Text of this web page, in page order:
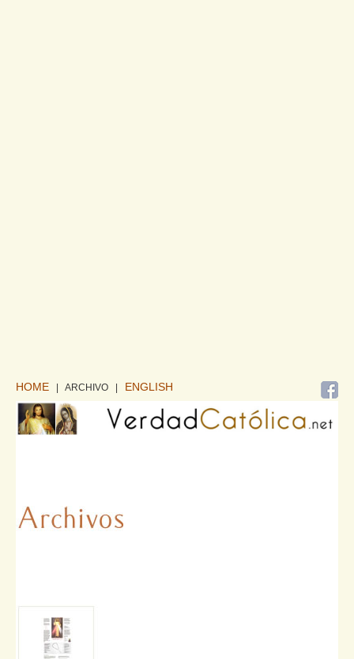
HOME | ARCHIVO ENGLISH